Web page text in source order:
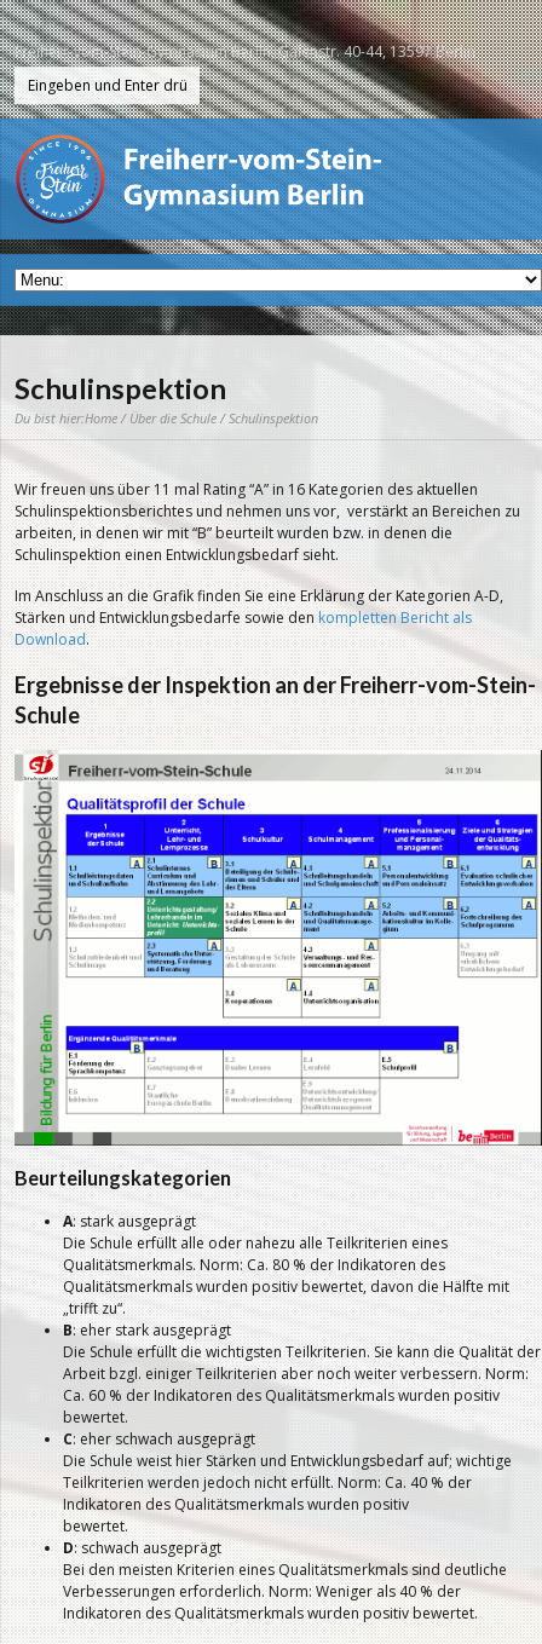
Freiherr-vom-Stein-Gymnasium Berlin, Galenstr. 40-44, 13597 Berlin
Schulinspektion
Du bist hier:Home/ Über die Schule/ Schulinspektion
Wir freuen uns über 11 mal Rating “A” in 16 Kategorien des aktuellen
Schulinspektionsberichtes und nehmen uns vor, verstärkt an Bereichen zu
arbeiten, in denen wir mit “B” beurteilt wurden bzw. in denen die
Schulinspektion einen Entwicklungsbedarf sieht.
Im Anschluss an die Grafik finden Sie eine Erklärung der Kategorien A-D,
Stärken und Entwicklungsbedarfe sowie den kompletten Bericht als
Download.
Ergebnisse der Inspektion an der Freiherr-vom-Stein-
Schule
Beurteilungskategorien
A: stark ausgeprägt
Die Schule erfüllt alle oder nahezu alle Teilkriterien eines
Qualitätsmerkmals. Norm: Ca. 80 % der Indikatoren des
Qualitätsmerkmals wurden positiv bewertet, davon die Hälfte mit
„trifft zu“.
B: eher stark ausgeprägt
Die Schule erfüllt die wichtigsten Teilkriterien. Sie kann die Qualität der
Arbeit bzgl. einiger Teilkriterien aber noch weiter verbessern. Norm:
Ca. 60 % der Indikatoren des Qualitätsmerkmals wurden positiv
bewertet.
C: eher schwach ausgeprägt
Die Schule weist hier Stärken und Entwicklungsbedarf auf; wichtige
Teilkriterien werden jedoch nicht erfüllt. Norm: Ca. 40 % der
Indikatoren des Qualitätsmerkmals wurden positiv
bewertet.
D: schwach ausgeprägt
Bei den meisten Kriterien eines Qualitätsmerkmals sind deutliche
Verbesserungen erforderlich. Norm: Weniger als 40 % der
Indikatoren des Qualitätsmerkmals wurden positiv bewertet.